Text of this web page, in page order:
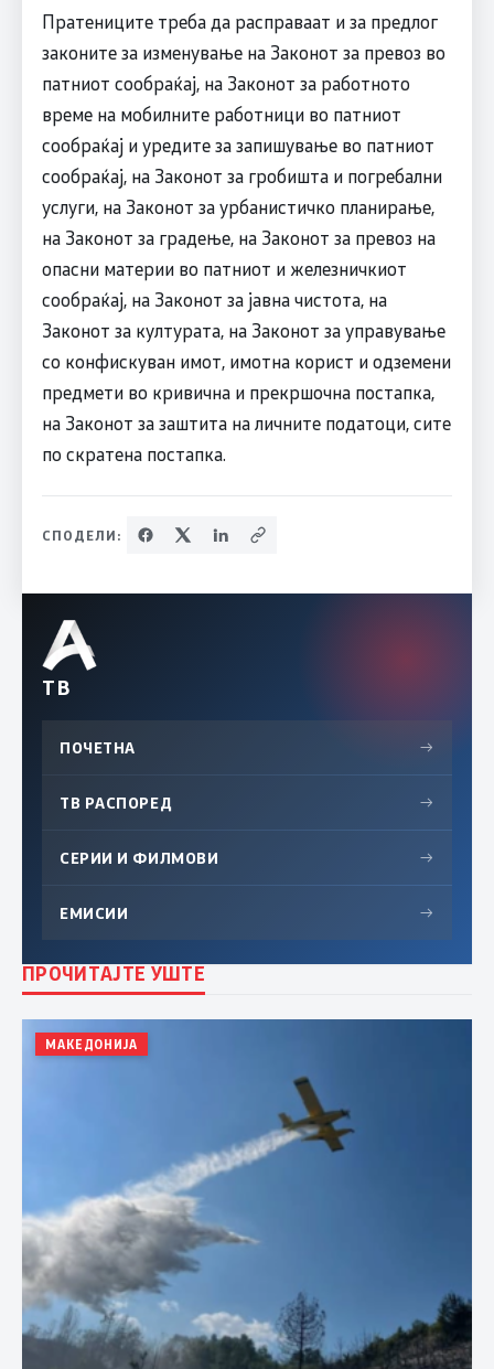
Пратениците треба да расправаат и за предлог
законите за изменување на Законот за превоз во
патниот сообраќај, на Законот за работното
време на мобилните работници во патниот
сообраќај и уредите за запишување во патниот
сообраќај, на Законот за гробишта и погребални
услуги, на Законот за урбанистичко планирање,
на Законот за градење, на Законот за превоз на
опасни материи во патниот и железничкиот
сообраќај, на Законот за јавна чистота, на
Законот за културата, на Законот за управување
со конфискуван имот, имотна корист и одземени
предмети во кривична и прекршочна постапка,
на Законот за заштита на личните податоци, сите
по скратена постапка.
СПОДЕЛИ:
ТВ
ПОЧЕТНА →
ТВ РАСПОРЕД →
СЕРИИ И ФИЛМОВИ →
ЕМИСИИ →
ПРОЧИТАЈТЕ УШТЕ
МАКЕДОНИЈА